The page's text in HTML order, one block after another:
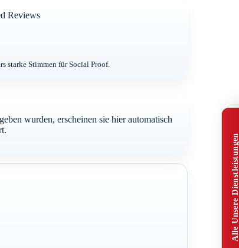
Reviews
starke Stimmen für Social Proof.
wurden, erscheinen sie hier automatisch
Alle Unsere Dienstleistungen